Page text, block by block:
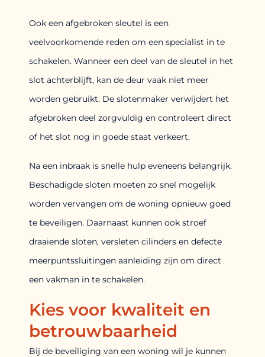
Ook een afgebroken sleutel is een
veelvoorkomende reden om een specialist in te
schakelen. Wanneer een deel van de sleutel in het
slot achterblijft, kan de deur vaak niet meer
worden gebruikt. De slotenmaker verwijdert het
afgebroken deel zorgvuldig en controleert direct
of het slot nog in goede staat verkeert.
Na een inbraak is snelle hulp eveneens belangrijk.
Beschadigde sloten moeten zo snel mogelijk
worden vervangen om de woning opnieuw goed
te beveiligen. Daarnaast kunnen ook stroef
draaiende sloten, versleten cilinders en defecte
meerpuntssluitingen aanleiding zijn om direct
een vakman in te schakelen.
Kies voor kwaliteit en
betrouwbaarheid
Bij de beveiliging van een woning wil je kunnen